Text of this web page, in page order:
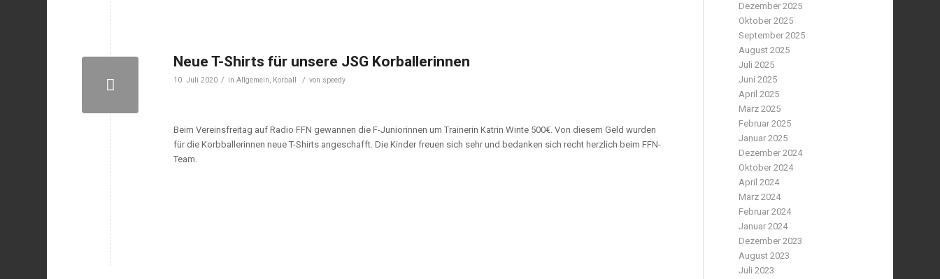
Neue T-Shirts für unsere JSG Korballerinnen
10. Juli 2020 / inAllgemein, Korball / von speedy
Beim Vereinsfreitag auf Radio FFN gewannen die F-Juniorinnen um Trainerin Katrin Winte 500€. Von diesem Geld wurden
für die Korbballerinnen neue T-Shirts angeschafft. Die Kinder freuen sich sehr und bedanken sich recht herzlich beim FFN-
Team.
Dezember 2025
Oktober 2025
September 2025
August 2025
Juli 2025
Juni 2025
April 2025
März 2025
Februar 2025
Januar 2025
Dezember 2024
Oktober 2024
April 2024
März 2024
Februar 2024
Januar 2024
Dezember 2023
August 2023
Juli 2023